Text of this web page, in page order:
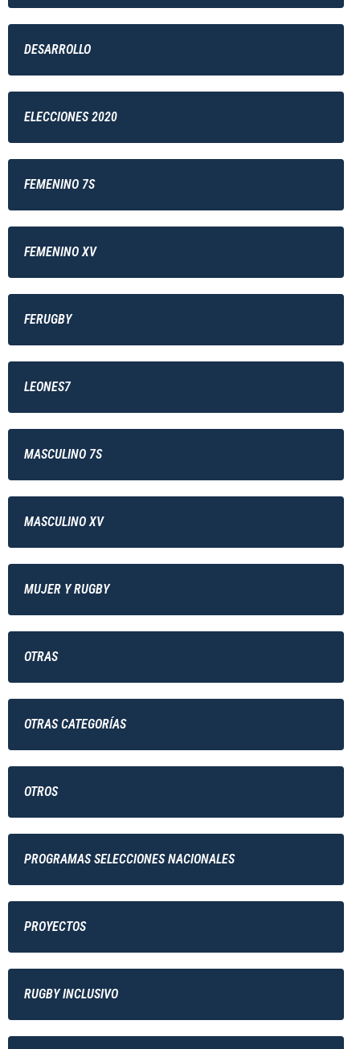
DESARROLLO
ELECCIONES 2020
FEMENINO 7S
FEMENINO XV
FERUGBY
LEONES7
MASCULINO 7S
MASCULINO XV
MUJER Y RUGBY
OTRAS
OTRAS CATEGORÍAS
OTROS
PROGRAMAS SELECCIONES NACIONALES
PROYECTOS
RUGBY INCLUSIVO